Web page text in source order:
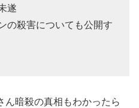
遂
の殺害についても公開す
暗殺の真相もわかったら